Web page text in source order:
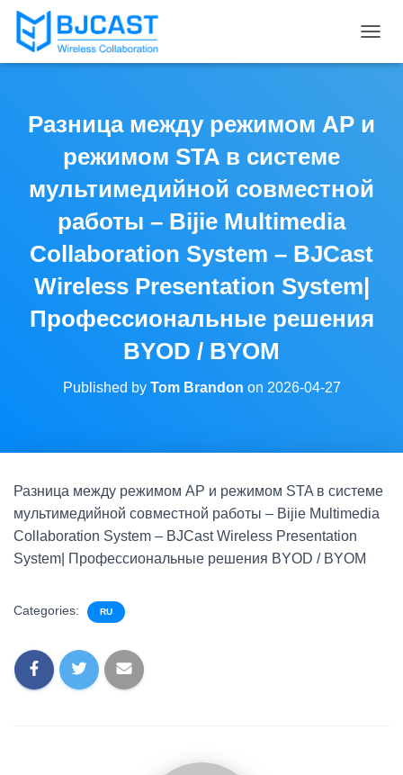
O
E
V
I
T
Разница между режимом AP и
режимом STA в системе
мультимедийной совместной
работы – Bijie Multimedia
Collaboration System – BJCast
Wireless Presentation System|
Профессиональные решения
BYOD / BYOM
Published by Tom Brandon on 2026-04-27
Разница между режимом AP и режимом STA в системе
мультимедийной совместной работы – Bijie Multimedia
Collaboration System – BJCast Wireless Presentation
System| Профессиональные решения BYOD / BYOM
Categories: RU